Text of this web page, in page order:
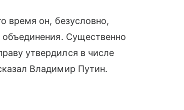
время он, безусловно,
объединения. Существенно
утвердился в числе
Владимир Путин.